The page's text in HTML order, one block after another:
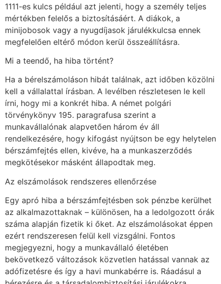
1111-es kulcs például azt jelenti, hogy a személy teljes
mértékben felelős a biztosításáért. A diákok, a
minijobosok vagy a nyugdíjasok járulékkulcsa ennek
megfelelően eltérő módon kerül összeállításra.
Mi a teendő, ha hiba történt?
Ha a bérelszámoláson hibát találnak, azt időben közölni
kell a vállalattal írásban. A levélben részletesen le kell
írni, hogy mi a konkrét hiba. A német polgári
törvénykönyv 195. paragrafusa szerint a
munkavállalónak alapvetően három év áll
rendelkezésére, hogy kifogást nyújtson be egy helytelen
bérszámfejtés ellen, kivéve, ha a munkaszerződés
megkötésekor másként állapodtak meg.
Az elszámolások rendszeres ellenőrzése
Egy apró hiba a bérszámfejtésben sok pénzbe kerülhet
az alkalmazottaknak – különösen, ha a ledolgozott órák
száma alapján fizetik ki őket. Az elszámolásokat éppen
ezért rendszeresen felül kell vizsgálni. Fontos
megjegyezni, hogy a munkavállaló életében
bekövetkező változások közvetlen hatással vannak az
adófizetésre és így a havi munkabérre is. Ráadásul a